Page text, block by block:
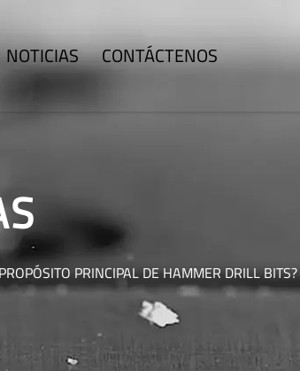
NOTICIAS CONTÁCTENOS
PRINCIPAL DE HAMMER DRILL BITS?